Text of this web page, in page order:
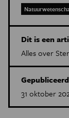
Dit is een
Alles over
31 oktober